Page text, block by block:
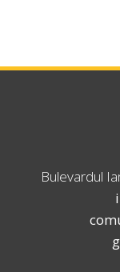
Bulevardul